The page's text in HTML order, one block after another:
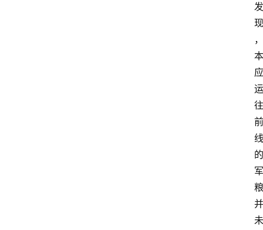
发
现
，
本
应
运
往
前
线
的
军
粮
并
未